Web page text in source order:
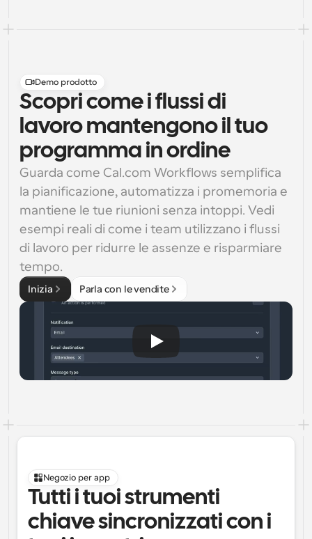
Demo prodotto
Scopri come i flussi di
lavoro mantengono il tuo
programma in ordine
Guarda come Cal.com Workflows semplifica
la pianificazione, automatizza i promemoria e
mantiene le tue riunioni senza intoppi. Vedi
esempi reali di come i team utilizzano i flussi
di lavoro per ridurre le assenze e risparmiare
tempo.
Inizia Parla con le vendite
Negozio per app
Tutti i tuoi strumenti
chiave sincronizzati con i